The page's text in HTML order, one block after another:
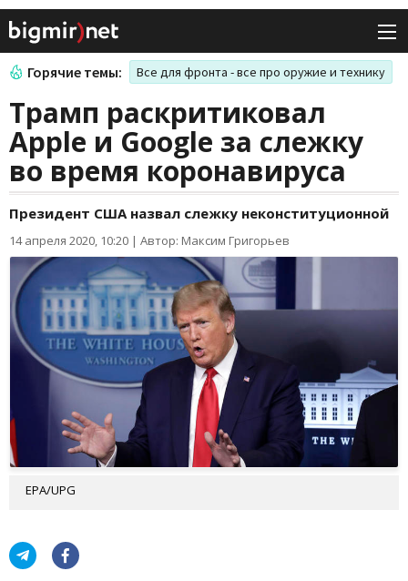
Горячие темы: Все для фронта - все про оружие и технику
Трамп раскритиковал
Apple и Google за слежку
во время коронавируса
Президент США назвал слежку неконституционной
14 апреля 2020, 10:20 | Автор: Максим Григорьев
EPA/UPG